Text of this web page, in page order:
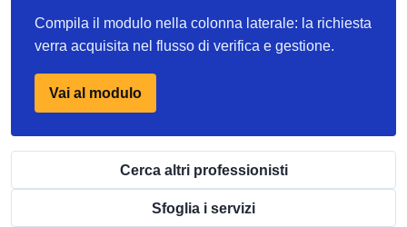
Compila il modulo nella colonna laterale: la richiesta
verra acquisita nel flusso di verifica e gestione.
Vai al modulo
Cerca altri professionisti
Sfoglia i servizi